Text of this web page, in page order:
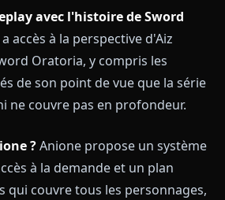
avec l'histoire de Sword
a accès à la perspective d'Aiz
Oratoria, y compris les
de son point de vue que la série
ne couvre pas en profondeur.
?Anione propose un système
à la demande et un plan
qui couvre tous les personnages,